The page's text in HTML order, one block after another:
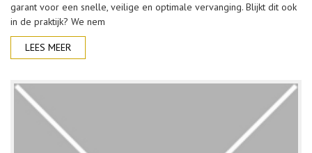
garant voor een snelle, veilige en optimale vervanging. Blijkt dit ook
in de praktijk? We nem
LEES MEER